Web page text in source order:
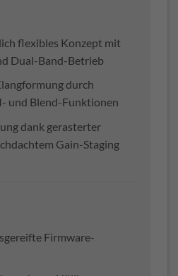
flexibles Konzept mit
Dual-Band-Betrieb
durch
und Blend-Funktionen
dank gerasterter
Gain-Staging
Firmware-